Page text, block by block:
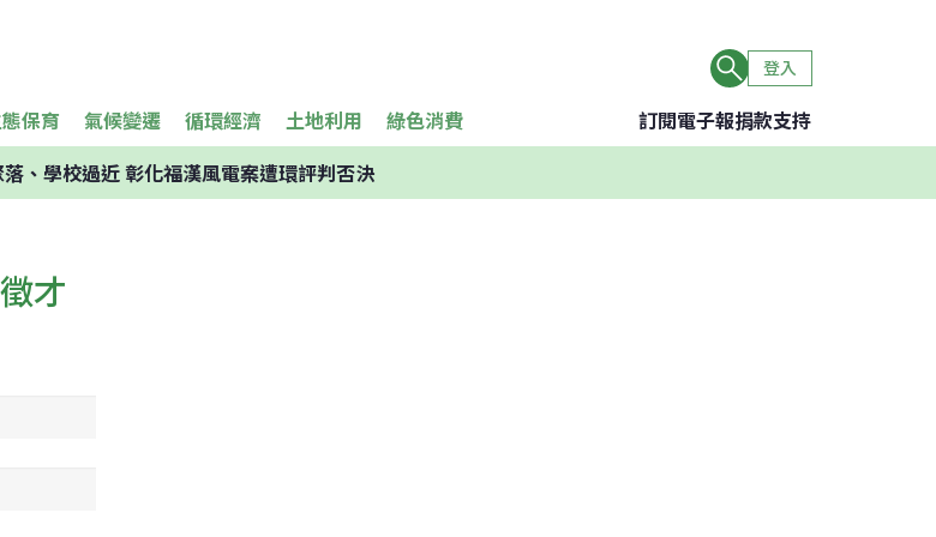
登入
保育 氣候變遷 循環經濟 土地利用 綠色消費 訂閱電子報捐款支持
、學校過近 彰化福漢風電案遭環評判否決
才